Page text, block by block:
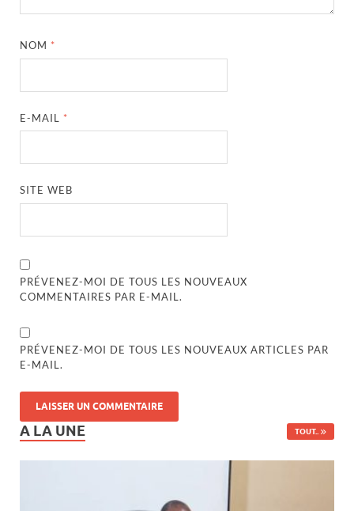
NOM *
E-MAIL *
SITE WEB
PRÉVENEZ-MOI DE TOUS LES NOUVEAUX
COMMENTAIRES PAR E-MAIL.
PRÉVENEZ-MOI DE TOUS LES NOUVEAUX ARTICLES PAR
E-MAIL.
A LA UNE TOUT..